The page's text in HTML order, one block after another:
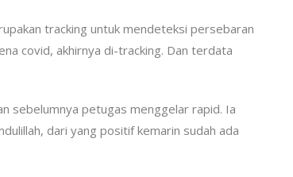
tracking untuk mendeteksi persebaran
covid, akhirnya di-tracking. Dan terdata
sebelumnya petugas menggelar rapid. Ia
dari yang positif kemarin sudah ada